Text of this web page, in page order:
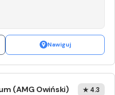
Nawiguj
(AMG Owiński) ★ 4.3